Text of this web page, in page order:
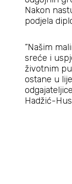
Nakon
podjela
“Našim
sreće i
životnim
ostane u
Hadžić-